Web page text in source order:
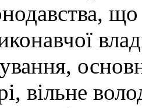
вільне